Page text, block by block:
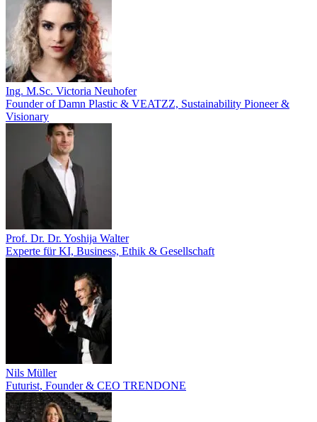
Ing. M.Sc. Victoria Neuhofer
Founder of Damn Plastic & VEATZZ, Sustainability Pioneer &
Visionary
Prof. Dr. Dr. Yoshija Walter
Experte für KI, Business, Ethik & Gesellschaft
Nils Müller
Futurist, Founder & CEO TRENDONE